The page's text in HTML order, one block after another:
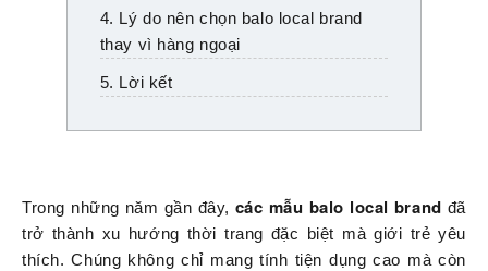
4. Lý do nên chọn balo local brand
thay vì hàng ngoại
5. Lời kết
Trong những năm gần đây, các mẫu balo local brand đã
trở thành xu hướng thời trang đặc biệt mà giới trẻ yêu
thích. Chúng không chỉ mang tính tiện dụng cao mà còn